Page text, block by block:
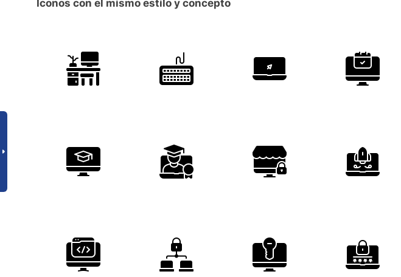
Iconos con el mismo estilo y concepto